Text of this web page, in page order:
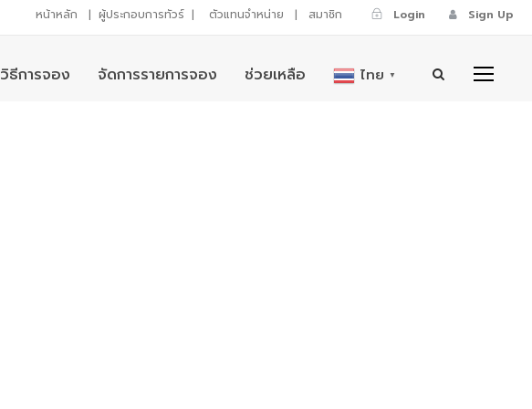
หน้าหลัก | ผู้ประกอบการทัวร์ | ตัวแทนจำหน่าย | สมาชิก Login Sign Up
วิธีการจอง จัดการรายการจอง ช่วยเหลือ ไทย ▼